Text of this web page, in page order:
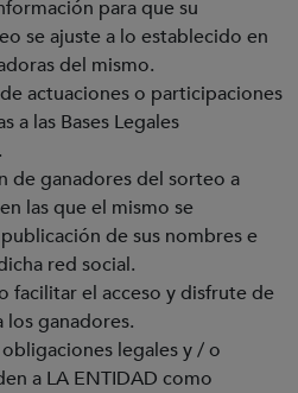
para que su
se ajuste a lo establecido en
del mismo.
actuaciones o participaciones
a las Bases Legales
de ganadores del sorteo a
las que el mismo se
de sus nombres e
red social.
facilitar el acceso y disfrute de
ganadores.
legales y / o
a LA ENTIDAD como